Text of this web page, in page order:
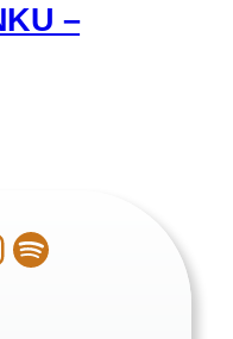
–
Spotify